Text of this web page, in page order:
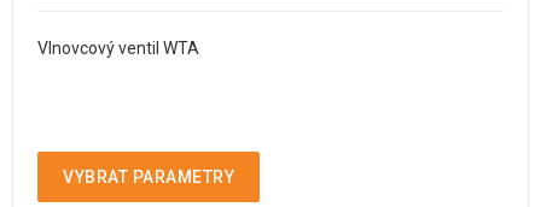
Vlnovcový ventil WTA
VYBRAT PARAMETRY